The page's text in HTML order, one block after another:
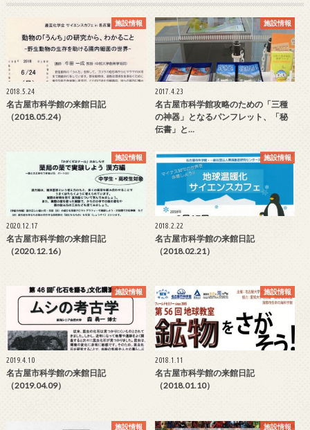
施設情報
2018.5.24
名古屋市科学館の来館日記
（2018.05.24）
施設情報
2017.4.23
名古屋市科学館攻略のための「三種
の神器」となるパンフレット、「秘
伝書」と…
施設情報
2020.12.17
名古屋市科学館の来館日記
（2020.12.16）
施設情報
2018.2.22
名古屋市科学館の来館日記
（2018.02.21）
施設情報
2019.4.10
名古屋市科学館の来館日記
（2019.04.09）
施設情報
2018.1.11
名古屋市科学館の来館日記
（2018.01.10）
施設情報 施設情報